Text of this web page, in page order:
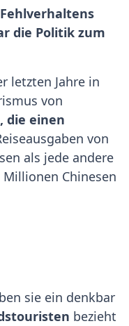
die Politik zum
letzten Jahre in
von
die einen
von
als jede andere
Chinesen
sie ein denkbar
bezieht